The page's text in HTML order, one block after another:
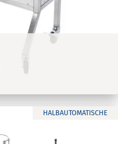
HALBAUTOMATISCHE